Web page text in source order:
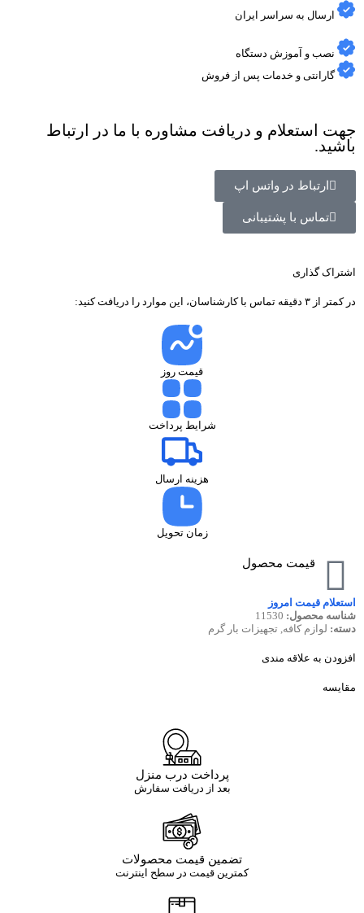
ارسال به سراسر ایران
نصب و آموزش دستگاه
گارانتی و خدمات پس از فروش
جهت استعلام و دریافت مشاوره با ما در ارتباط
باشید.
ارتباط در واتس اپ
تماس با پشتیبانی
اشتراک گذاری
در کمتر از ۳ دقیقه تماس با کارشناسان، این موارد را دریافت کنید:
قیمت روز
شرایط پرداخت
هزینه ارسال
زمان تحویل
قیمت محصول
استعلام قیمت امروز
شناسه محصول: 11530
دسته: لوازم کافه, تجهیزات بار گرم
افزودن به علاقه مندی
مقایسه
پرداخت درب منزل
بعد از دریافت سفارش
تضمین قیمت محصولات
کمترین قیمت در سطح اینترنت